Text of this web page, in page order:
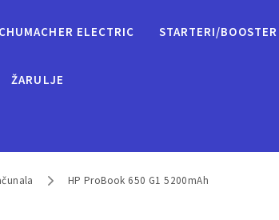
ELECTRIC STARTERI/BOOSTER
ŽARULJE
HP ProBook 650 G1 5200mAh